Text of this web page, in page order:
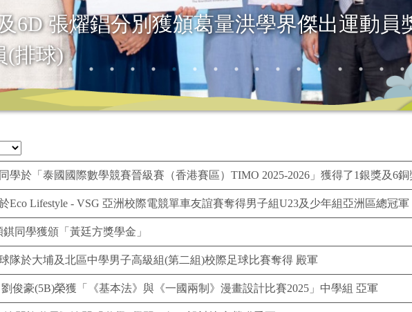
科技體驗之旅
學於「泰國國際數學競賽晉級賽（香港賽區）TIMO 2025-2026」獲得了1銀獎及6銅
Eco Lifestyle - VSG 亞洲校際電競單車友誼賽奪得男子組U23及少年組亞洲區總冠軍
同學獲頒「黃廷方獎學金」
隊於大埔及北區中學男子高級組(第二組)校際足球比賽奪得 殿軍
俊豪(5B)榮獲「《基本法》與《一國兩制》漫畫設計比賽2025」中學組 亞軍